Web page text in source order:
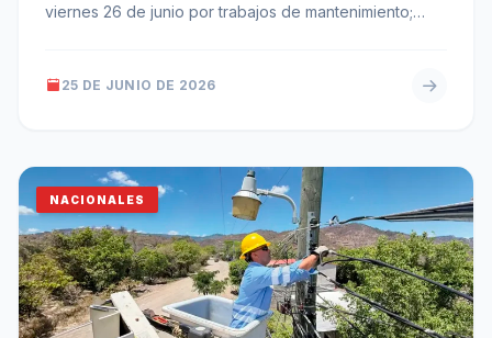
viernes 26 de junio por trabajos de mantenimiento;
25 DE JUNIO DE 2026
NACIONALES